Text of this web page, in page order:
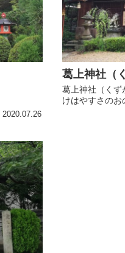
2020.07.26
葛上神社（
葛上神社（く
けはやすさの